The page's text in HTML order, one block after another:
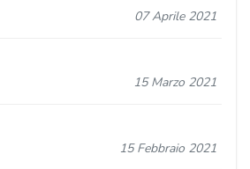
07 Aprile 2021
15 Marzo 2021
15 Febbraio 2021